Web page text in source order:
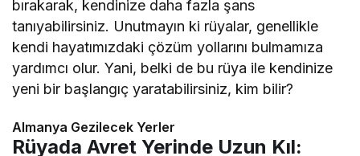
bırakarak, kendinize daha fazla şans
tanıyabilirsiniz. Unutmayın ki rüyalar, genellikle
kendi hayatımızdaki çözüm yollarını bulmamıza
yardımcı olur. Yani, belki de bu rüya ile kendinize
yeni bir başlangıç yaratabilirsiniz, kim bilir?
Almanya Gezilecek Yerler
Rüyada Avret Yerinde Uzun Kıl: